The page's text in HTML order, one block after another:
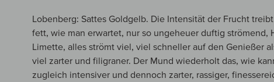
Lobenberg: Sattes Goldgelb. Die Intensität der Frucht
fett, wie man erwartet, nur so ungeheuer duftig strömend,
Limette, alles strömt viel, viel schneller auf den Genießer
viel zarter und filigraner. Der Mund wiederholt das, wie
zugleich intensiver und dennoch zarter, rassiger,